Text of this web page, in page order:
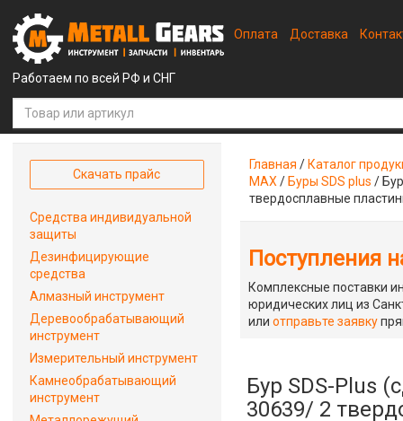
Работаем по всей РФ и СНГ
Оплата Доставка
Главная / Каталог
MAX / Буры SDS plus /
твердосплавные
Поступления
Комплексные поставки
юридических лиц из
илиотправьте заявку
Бур SDS-Plus
30639/ 2
Скачать прайс
Средства индивидуальной
защиты
Дезинфицирующие
средства
Алмазный инструмент
Деревообрабатывающий
инструмент
Измерительный инструмент
Камнеобрабатывающий
инструмент